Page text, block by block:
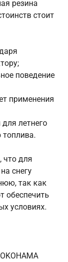
резина
стоит
поведение
применения
летнего
топлива.
что для
снегу
так как
обеспечить
условиях.